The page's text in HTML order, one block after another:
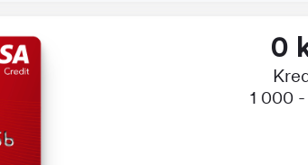
0
1 000